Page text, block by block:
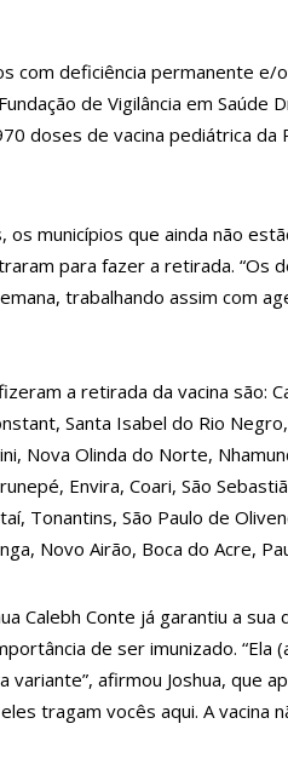
feira, 18/5
para atender crianças e
e tratamento adequado da
da Troup Caprichoso e Corpo de
Manaus
3 trimestres
houve traição”
no interior de SP
casamento viraliza: “Filho da put*!
e deve ser respeitada
em São Paulo
e de outros artistas mortos vira
‘passa mal’
a Pessoas com Deficiência
com deficiência permanente e/
de Vigilância em Saúde
doses de vacina pediátrica
os municípios que ainda não
para fazer a retirada. “Os
trabalhando assim com
a retirada da vacina são:
Santa Isabel do Rio
Nova Olinda do Norte,
Envira, Coari, São
Tonantins, São Paulo de
Novo Airão, Boca do Acre,
Calebh Conte já garantiu a sua
de ser imunizado. “Ela
afirmou Joshua, que
tragam vocês aqui. A vacina